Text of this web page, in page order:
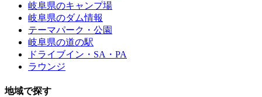
岐阜県のキャンプ場
岐阜県のダム情報
テーマパーク・公園
岐阜県の道の駅
ドライブイン・SA・PA
ラウンジ
地域で探す